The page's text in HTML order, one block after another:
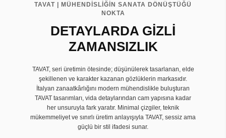
TAVAT | MÜHENDİSLİĞİN SANATA DÖNÜŞTÜĞÜ
NOKTA
DETAYLARDA GİZLİ
ZAMANSIZLIK
TAVAT, seri üretimin ötesinde; düşünülerek tasarlanan, elde
şekillenen ve karakter kazanan gözlüklerin markasıdır.
İtalyan zanaatkârlığını modern mühendislikle buluşturan
TAVAT tasarımları, vida detaylarından cam yapısına kadar
her unsuruyla fark yaratır. Minimal çizgiler, teknik
mükemmeliyet ve sınırlı üretim anlayışıyla TAVAT, sessiz ama
güçlü bir stil ifadesi sunar.